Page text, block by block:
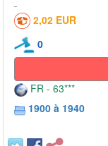
2,02 EUR
0
FR - 63***
1900 à 1940